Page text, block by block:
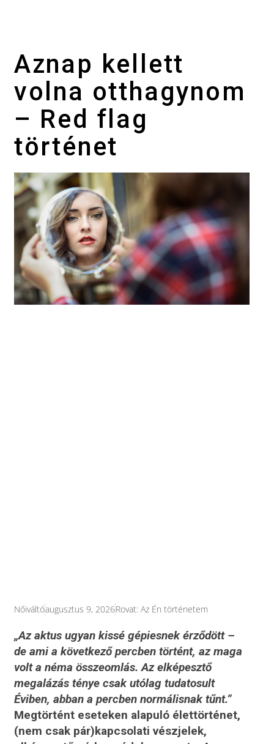
Aznap kellett
volna otthagynom
– Red flag
történet
Nőiváltóaugusztus 9, 2026Rovat: Az Én történetem
„Az aktus ugyan kissé gépiesnek érződött –
de ami a következő percben történt, az maga
volt a néma összeomlás. Az elképesztő
megalázás ténye csak utólag tudatosult
Éviben, abban a percben normálisnak tűnt.”
Megtörtént eseteken alapuló élettörténet,
(nem csak pár)kapcsolati vészjelek,